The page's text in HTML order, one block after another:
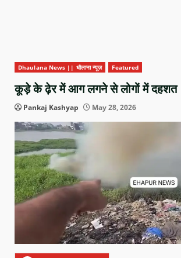
Dhaulana News || धौलाना न्यूज़ Featured
कूड़े के ढ़ेर में आग लगने से लोगों में दहशत
Pankaj Kashyap May 28, 2026